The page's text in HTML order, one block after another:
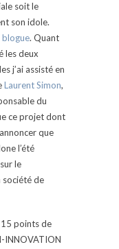
soit le
son idole.
blogue. Quant
les deux
j’ai assisté en
Laurent Simon,
du
ce projet dont
que
l’été
le
société de
15 points de
INNOVATION